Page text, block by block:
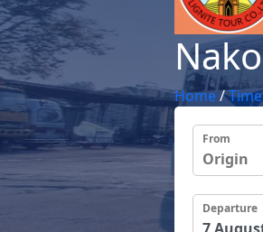
Home/
From
Departure